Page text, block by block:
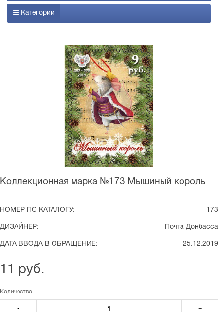
Категории
Коллекционная марка №173 Мышиный король
НОМЕР ПО КАТАЛОГУ: 173
ДИЗАЙНЕР: Почта Донбасса
ДАТА ВВОДА В ОБРАЩЕНИЕ: 25.12.2019
11 руб.
Количество
- +